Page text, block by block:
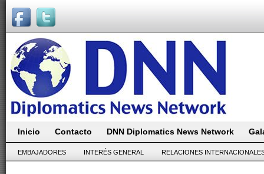
Inicio Contacto DNN Diplomatics News Network
EMBAJADORES INTERÉS GENERAL RELACIONES